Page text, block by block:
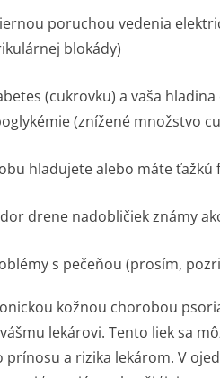
poruchou vedenia
blokády)
(cukrovku) a vaša
(znížené množstvo
hladujete alebo máte ťažkú
drene nadobličiek známy
s pečeňou (prosím,
kožnou chorobou
lekárovi. Tento liek sa
prínosu a rizika lekárom. V